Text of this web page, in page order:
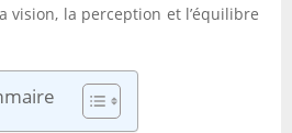
vision, la perception et l’équilibre